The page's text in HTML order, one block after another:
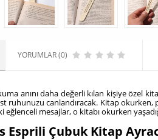
YORUMLAR (0)
anını daha değerli kılan kişiye özel
ruhunuzu canlandıracak. Kitap okurken,
eğlenceli mesajlar, o kitabı okurken
Esprili Çubuk Kitap